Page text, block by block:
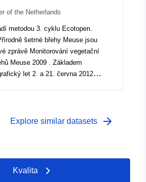
of the Netherlands
metodou 3. cyklu Ecotopen.
šetrné břehy Meuse jsou
zprávě Monitorování vegetační
Meuse 2009 . Základem
let 2. a 21. června 2012
Explore similar datasets arrow_forward
Kvalita